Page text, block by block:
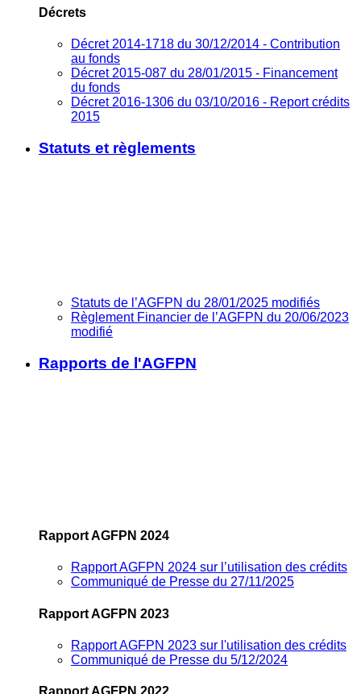
Décrets
Décret 2014-1718 du 30/12/2014 - Contribution
au fonds
Décret 2015-087 du 28/01/2015 - Financement
du fonds
Décret 2016-1306 du 03/10/2016 - Report crédits
2015
Statuts et règlements
Statuts de l’AGFPN du 28/01/2025 modifiés
Règlement Financier de l’AGFPN du 20/06/2023
modifié
Rapports de l'AGFPN
Rapport AGFPN 2024
Rapport AGFPN 2024 sur l’utilisation des crédits
Communiqué de Presse du 27/11/2025
Rapport AGFPN 2023
Rapport AGFPN 2023 sur l'utilisation des crédits
Communiqué de Presse du 5/12/2024
Rapport AGFPN 2022